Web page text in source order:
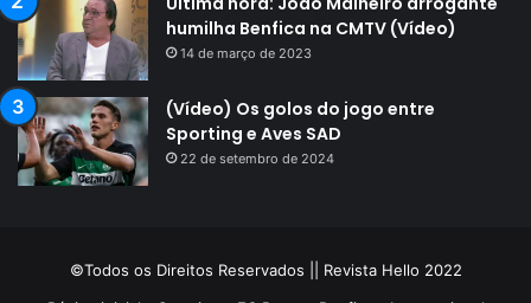
humilha Benfica na CMTV (Vídeo)
14 de março de 2023
(Vídeo) Os golos do jogo entre
Sporting e Aves SAD
22 de setembro de 2024
©Todos os Direitos Reservados || Revista Hello 2022